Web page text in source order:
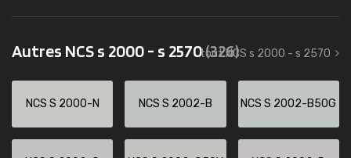
Autres NCS s 2000 - s 2570(326)
tout NCS s 2000 - s 2570
NCS S 2000-N NCS S 2002-B NCS S 2002-B50G